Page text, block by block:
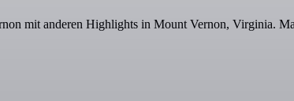
mit anderen Highlights in Mount Vernon, Virginia.